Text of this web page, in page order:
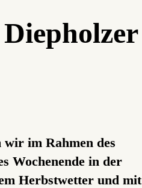
wir im Rahmen des
Wochenende in der
Herbstwetter und mit